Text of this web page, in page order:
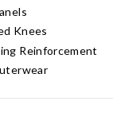
Knees
Reinforcement